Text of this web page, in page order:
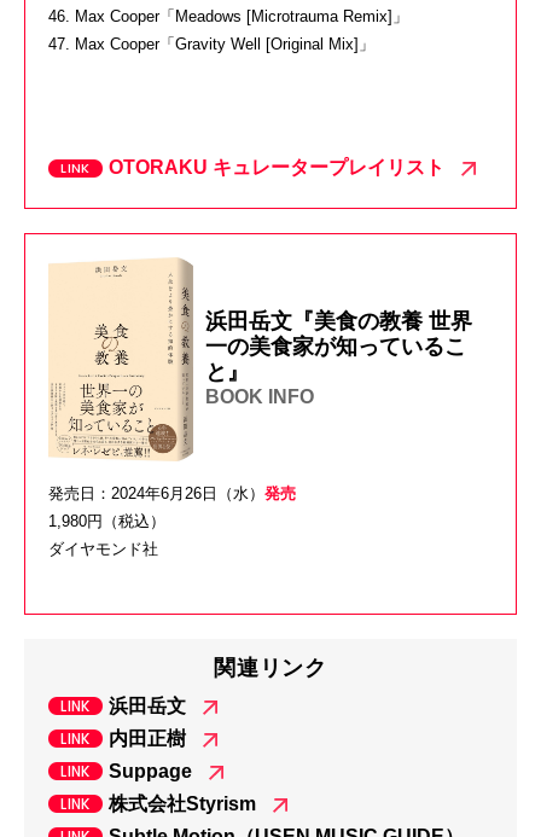
46. Max Cooper「Meadows [Microtrauma Remix]」
47. Max Cooper「Gravity Well [Original Mix]」
OTORAKU キュレータープレイリスト
浜田岳文『美食の教養 世界
一の美食家が知っているこ
と』
BOOK INFO
発売日：2024年6月26日（水） 発売
1,980円（税込）
ダイヤモンド社
関連リンク
浜田岳文
内田正樹
Suppage
株式会社Styrism